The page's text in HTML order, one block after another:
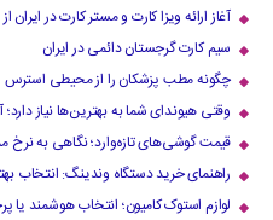
آغاز ارائه ویزا کارت و مستر کارت در ایران از
سیم کارت گرجستان دائمی در ایران
چگونه مطب پزشکان را از محیطی استرس
وقتی هیوندای شما به بهترین‌ها نیاز دارد؛
قیمت گوشی‌های تازه‌وارد؛ نگاهی به نرخ
راهنمای خرید دستگاه وندینگ: انتخاب
لوازم استوک کامیون؛ انتخاب هوشمند یا